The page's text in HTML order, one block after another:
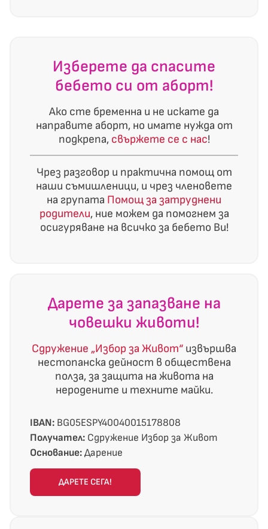
Изберете да спасите
бебето си от аборт!
Ако сте бременна и не искате да
направите аборт, но имате нужда от
подкрепа, свържете се с нас!
Чрез разговор и практична помощ от
наши съмишленици, и чрез членовете
на групата Помощ за затруднени
родители, ние можем да помогнем за
осигуряване на всичко за бебето Ви!
Дарете за запазване на
човешки животи!
Сдружение „Избор за Живот“ извършва
нестопанска дейност в обществена
полза, за защита на живота на
неродените и техните майки.
IBAN: BG05ESPY40040015178808
Получател: Сдружение Избор за Живот
Основание:Дарение
ДАРЕТЕ СЕГА!